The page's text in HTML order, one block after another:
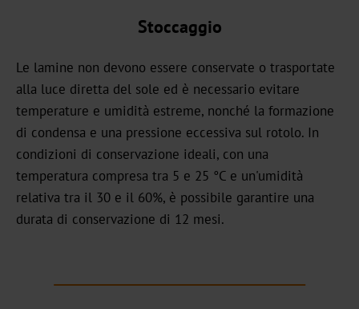
Bookbinding
AV
BSP
Trouble
Shooting
ZR
/
Stoccaggio
Le lamine non devono essere conservate o trasportate
alla luce diretta del sole ed è necessario evitare
temperature e umidità estreme, nonché la formazione
di condensa e una pressione eccessiva sul rotolo. In
condizioni di conservazione ideali, con una
temperatura compresa tra 5 e 25 °C e un'umidità
relativa tra il 30 e il 60%, è possibile garantire una
durata di conservazione di 12 mesi.